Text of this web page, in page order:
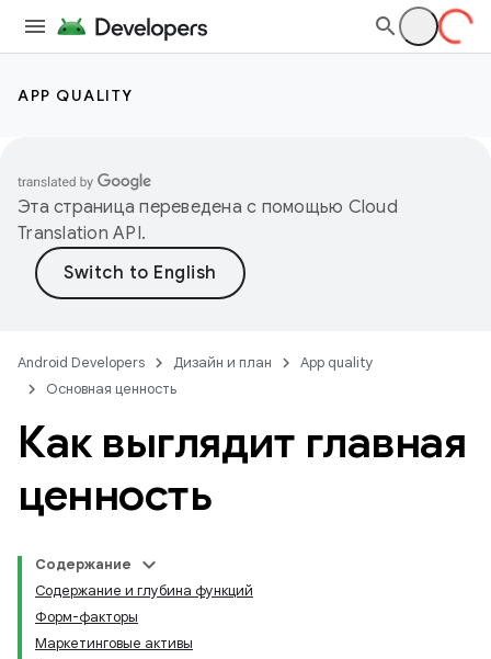
APP QUALITY
Эта страница переведена с помощью Cloud
Translation API.
Android Developers Дизайн и план
App quality
Основная ценность
Как выглядит главная
ценность
Содержание
Содержание и глубина функций
Форм-факторы
Маркетинговые активы